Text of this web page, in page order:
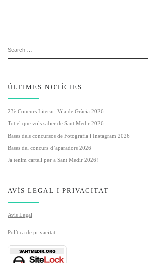
ÚLTIMES NOTÍCIES
23è Concurs Literari Vila de Gràcia 2026
Tot el que vols saber de Sant Medir 2026
Bases dels concursos de Fotografia i Instagram 2026
Bases del concurs d’aparadors 2026
Ja tenim cartell per a Sant Medir 2026!
AVÍS LEGAL I PRIVACITAT
Avís Legal
Política de privacitat